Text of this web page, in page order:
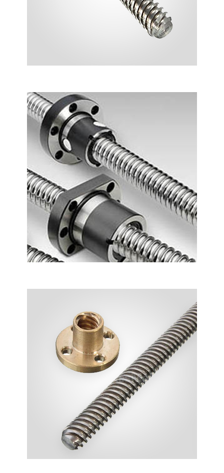
KAYICILI MIL
KAYICILI MIL